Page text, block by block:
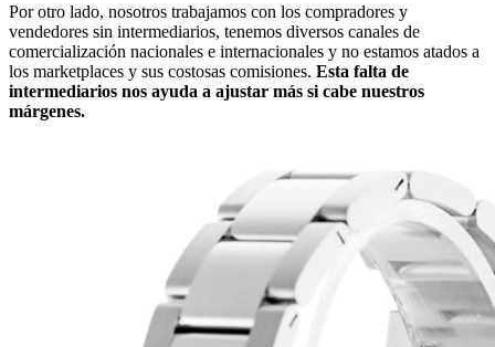
Por otro lado, nosotros trabajamos con los compradores y
vendedores sin intermediarios, tenemos diversos canales de
comercialización nacionales e internacionales y no estamos atados a
los marketplaces y sus costosas comisiones. Esta falta de
intermediarios nos ayuda a ajustar más si cabe nuestros
márgenes.